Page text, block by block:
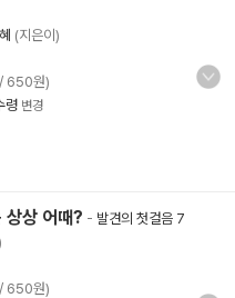
(지은이)
650원)
령 변경
상상 어때? - 발견의 첫걸음 7
650원)